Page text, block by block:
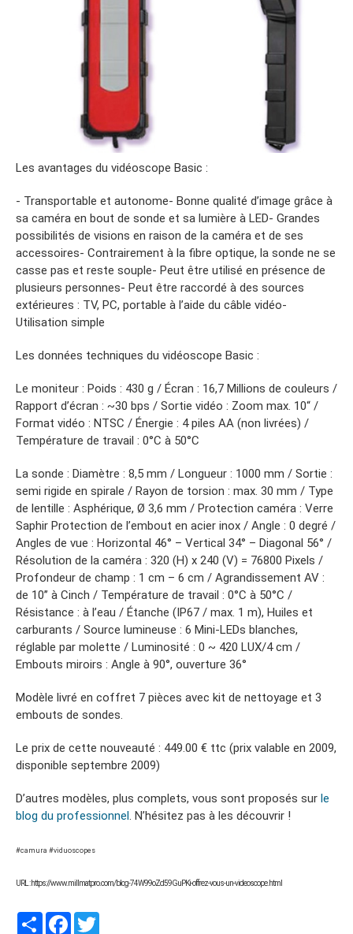
Les avantages du vidéoscope Basic :
- Transportable et autonome- Bonne qualité d’image grâce à
sa caméra en bout de sonde et sa lumière à LED- Grandes
possibilités de visions en raison de la caméra et de ses
accessoires- Contrairement à la fibre optique, la sonde ne se
casse pas et reste souple- Peut être utilisé en présence de
plusieurs personnes- Peut être raccordé à des sources
extérieures : TV, PC, portable à l’aide du câble vidéo-
Utilisation simple
Les données techniques du vidéoscope Basic :
Le moniteur : Poids : 430 g / Écran : 16,7 Millions de couleurs /
Rapport d’écran : ~30 bps / Sortie vidéo : Zoom max. 10“ /
Format vidéo : NTSC / Énergie : 4 piles AA (non livrées) /
Température de travail : 0°C à 50°C
La sonde : Diamètre : 8,5 mm / Longueur : 1000 mm / Sortie :
semi rigide en spirale / Rayon de torsion : max. 30 mm / Type
de lentille : Asphérique, Ø 3,6 mm / Protection caméra : Verre
Saphir Protection de l’embout en acier inox / Angle : 0 degré /
Angles de vue : Horizontal 46° – Vertical 34° – Diagonal 56° /
Résolution de la caméra : 320 (H) x 240 (V) = 76800 Pixels /
Profondeur de champ : 1 cm – 6 cm / Agrandissement AV :
de 10’’ à Cinch / Température de travail : 0°C à 50°C /
Résistance : à l’eau / Étanche (IP67 / max. 1 m), Huiles et
carburants / Source lumineuse : 6 Mini-LEDs blanches,
réglable par molette / Luminosité : 0 ~ 420 LUX/4 cm /
Embouts miroirs : Angle à 90°, ouverture 36°
Modèle livré en coffret 7 pièces avec kit de nettoyage et 3
embouts de sondes.
Le prix de cette nouveauté : 449.00 € ttc (prix valable en 2009,
disponible septembre 2009)
D’autres modèles, plus complets, vous sont proposés sur le
blog du professionnel . N’hésitez pas à les découvrir !
#camura #viduoscopes
URL : https://www.millmatpro.com/blog-74W99oZd59GuPKi-offrez-vous-un-videoscope.html
PartagerFacebook